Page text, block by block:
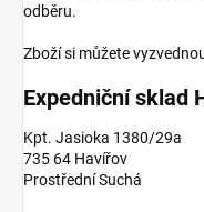
odběru.
Zboží si můžete
Expedniční sklad
Kpt. Jasioka 1380/29a
735 64 Havířov
Prostřední Suchá